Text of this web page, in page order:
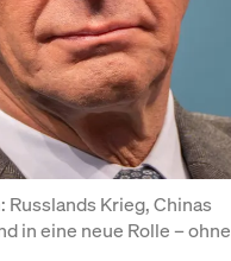
Krieg, Chinas
in eine neue Rolle – ohne